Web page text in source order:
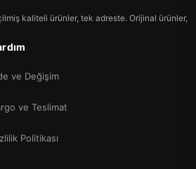
kaliteli ürünler, tek adreste. Orijinal ürünler,
ve Değişim
ve Teslimat
Politikası